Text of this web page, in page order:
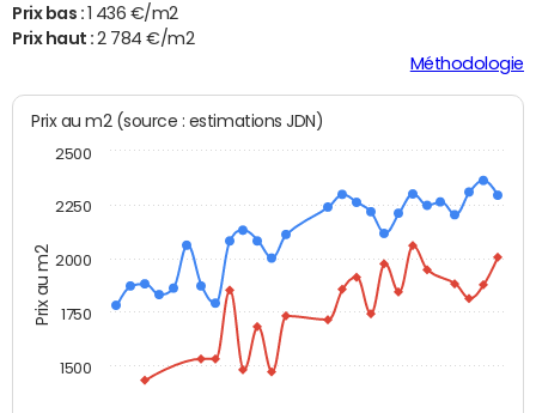
Prix bas :
1 436 €/m2
Prix haut :2 784 €/m2
Méthodologie
Prix au m2
Prix au m2 (source : estimations JDN)
1500
1750
2000
2250
2500